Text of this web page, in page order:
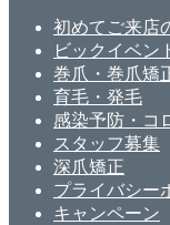
初めてご来店
ビックイベン
巻爪・巻爪矯
育毛・発毛
感染予防・コ
スタッフ募集
深爪矯正
プライバシー
キャンペーン